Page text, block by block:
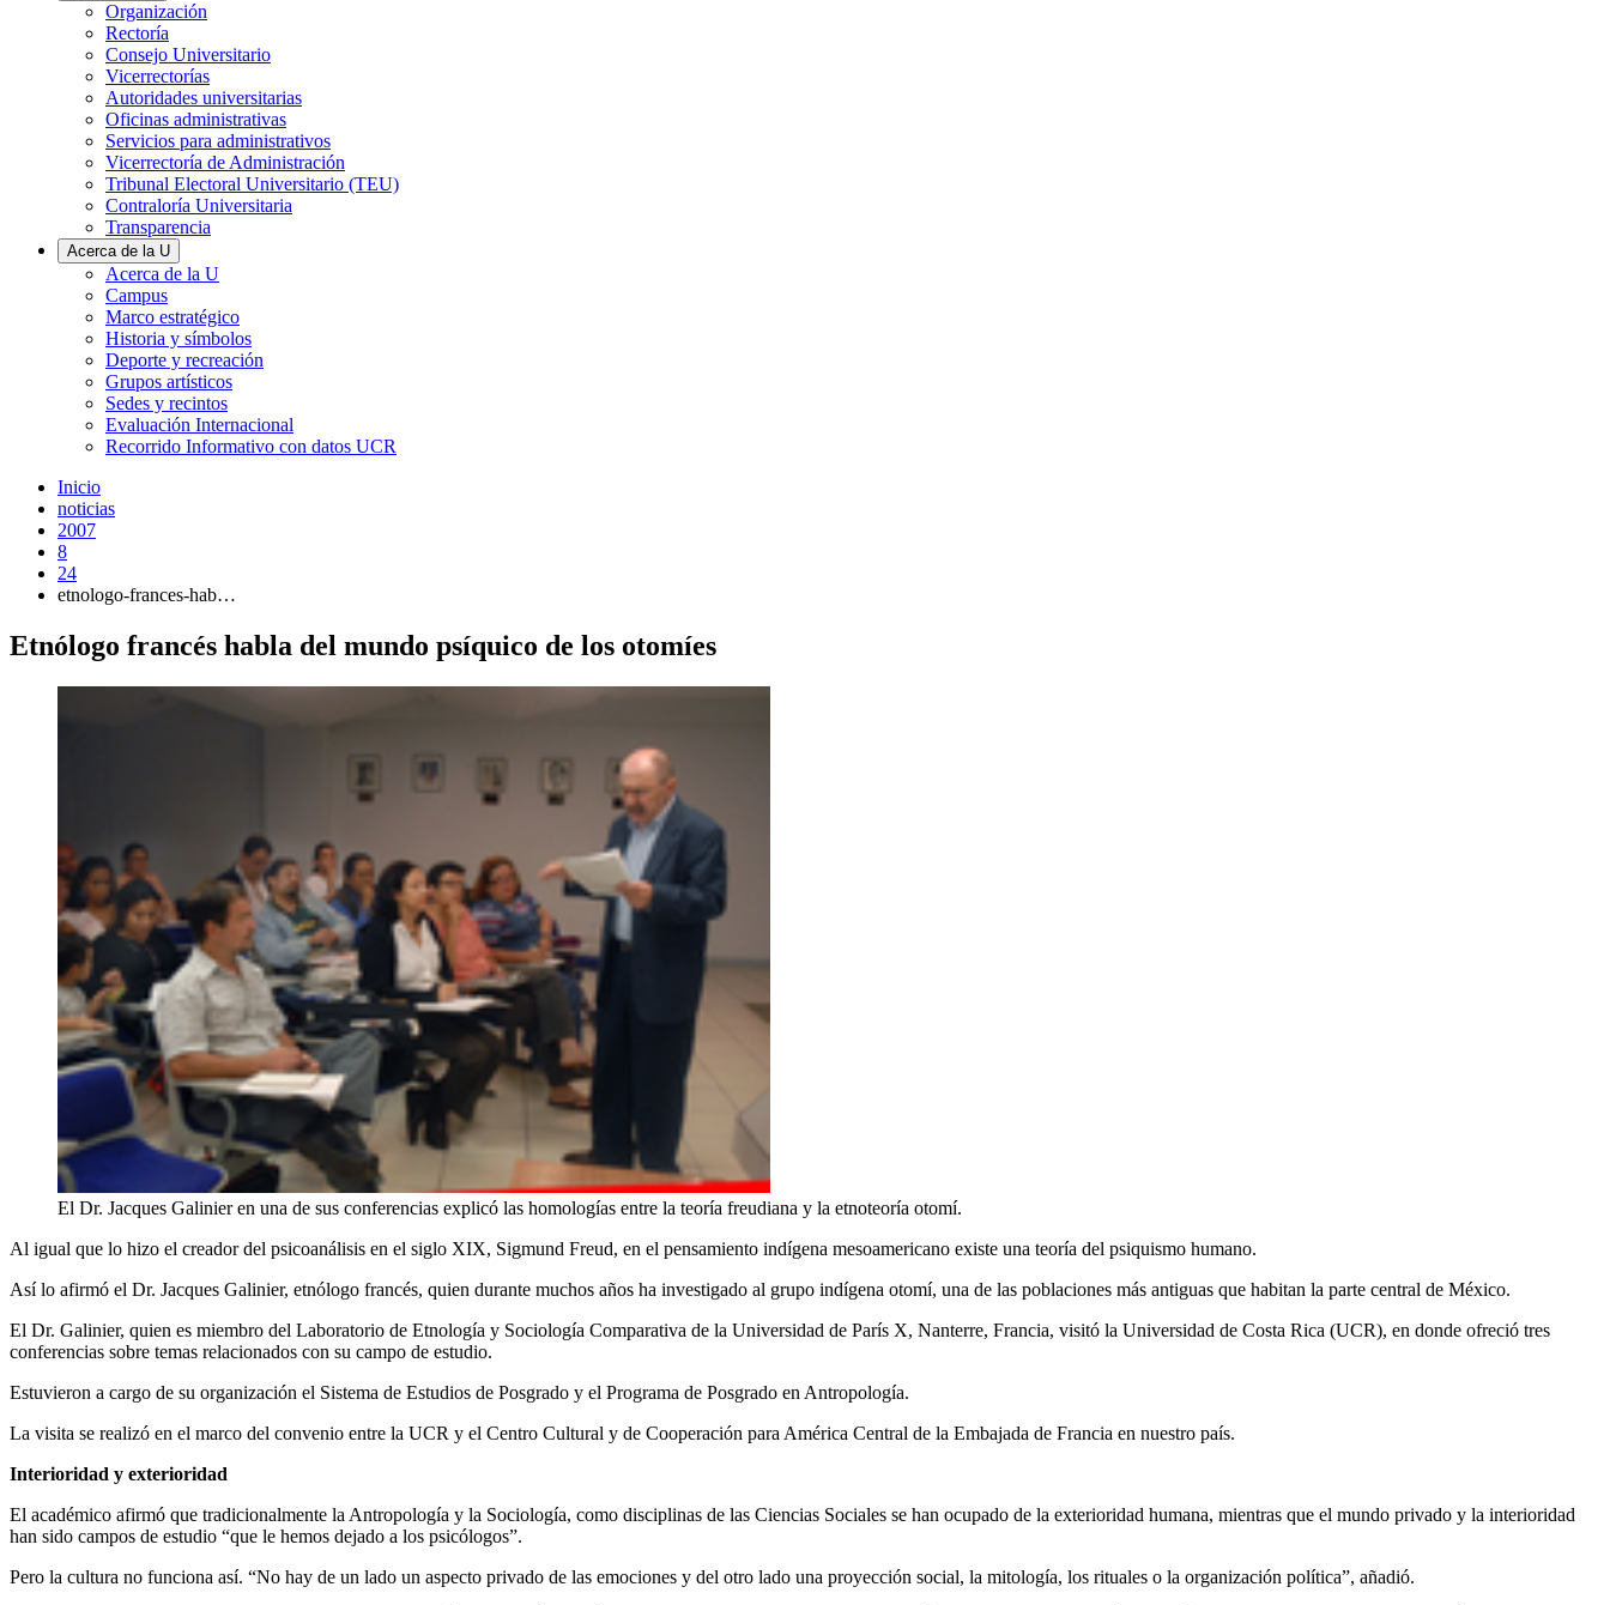
Organización
Rectoría
Consejo Universitario
Vicerrectorías
Autoridades universitarias
Oficinas administrativas
Servicios para administrativos
Vicerrectoría de Administración
Tribunal Electoral Universitario (TEU)
Contraloría Universitaria
Transparencia
Acerca de la U
Acerca de la U
Campus
Marco estratégico
Historia y símbolos
Deporte y recreación
Grupos artísticos
Sedes y recintos
Evaluación Internacional
Recorrido Informativo con datos UCR
Inicio
noticias
2007
8
24
etnologo-frances-hab…
Etnólogo francés habla del mundo psíquico de los otomíes
El Dr. Jacques Galinier en una de sus conferencias explicó las homologías entre la teoría freudiana y la etnoteoría otomí.
Al igual que lo hizo el creador del psicoanálisis en el siglo XIX, Sigmund Freud, en el pensamiento indígena mesoamericano existe una teoría del psiquismo humano.
Así lo afirmó el Dr. Jacques Galinier, etnólogo francés, quien durante muchos años ha investigado al grupo indígena otomí, una de las poblaciones más antiguas que habitan la parte central de México.
El Dr. Galinier, quien es miembro del Laboratorio de Etnología y Sociología Comparativa de la Universidad de París X, Nanterre, Francia, visitó la Universidad de Costa Rica (UCR), en donde ofreció tres
conferencias sobre temas relacionados con su campo de estudio.
Estuvieron a cargo de su organización el Sistema de Estudios de Posgrado y el Programa de Posgrado en Antropología.
La visita se realizó en el marco del convenio entre la UCR y el Centro Cultural y de Cooperación para América Central de la Embajada de Francia en nuestro país.
Interioridad y exterioridad
El académico afirmó que tradicionalmente la Antropología y la Sociología, como disciplinas de las Ciencias Sociales se han ocupado de la exterioridad humana, mientras que el mundo privado y la interioridad
han sido campos de estudio “que le hemos dejado a los psicólogos”.
Pero la cultura no funciona así. “No hay de un lado un aspecto privado de las emociones y del otro lado una proyección social, la mitología, los rituales o la organización política”, añadió.